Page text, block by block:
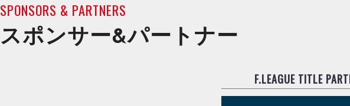
SPONSORS & PARTNERS
スポンサー&パートナー
F.LEAGUE TITLE